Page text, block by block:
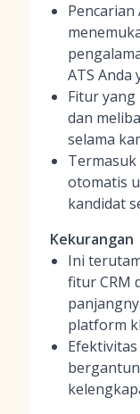
ATS Anda
Fitur
dan
selama
otomatis
kandidat
Kekurangan
Ini
fitur CRM
platform